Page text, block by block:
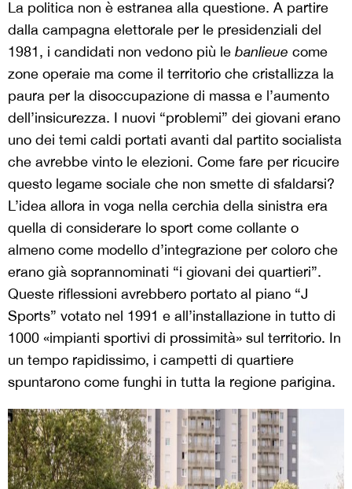
La politica non è estranea alla questione. A partire
dalla campagna elettorale per le presidenziali del
1981, i candidati non vedono più le banlieue come
zone operaie ma come il territorio che cristallizza la
paura per la disoccupazione di massa e l’aumento
dell’insicurezza. I nuovi “problemi” dei giovani erano
uno dei temi caldi portati avanti dal partito socialista
che avrebbe vinto le elezioni. Come fare per ricucire
questo legame sociale che non smette di sfaldarsi?
L’idea allora in voga nella cerchia della sinistra era
quella di considerare lo sport come collante o
almeno come modello d’integrazione per coloro che
erano già soprannominati “i giovani dei quartieri”.
Queste riflessioni avrebbero portato al piano “J
Sports” votato nel 1991 e all’installazione in tutto di
1000 «impianti sportivi di prossimità» sul territorio. In
un tempo rapidissimo, i campetti di quartiere
spuntarono come funghi in tutta la regione parigina.